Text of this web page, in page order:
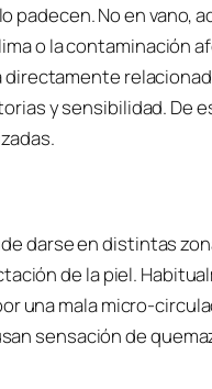
padecen. No en vano,
o la contaminación
y sensibilidad. De
darse en distintas
de la piel.
una mala micro-
sensación de